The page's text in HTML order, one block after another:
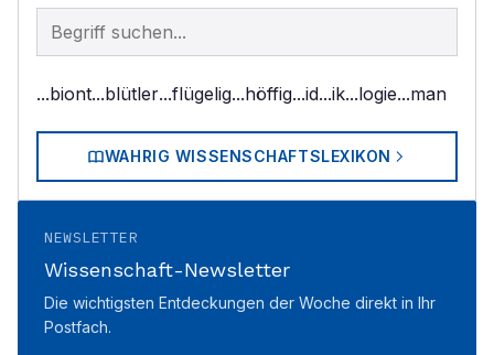
Begriff im Lexikon suchen
...biont...blütler...flügelig...höffig...id...ik...logie...man
WAHRIG WISSENSCHAFTSLEXIKON
NEWSLETTER
Wissenschaft-Newsletter
Die wichtigsten Entdeckungen der Woche direkt in Ihr
Postfach.